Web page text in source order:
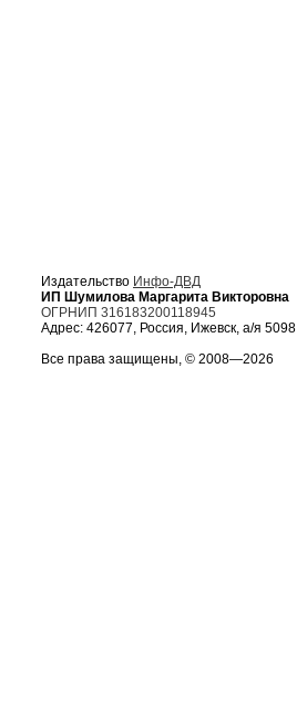
Издательство Инфо-ДВД
ИП Шумилова Маргарита Викторовна
ОГРНИП 316183200118945
Адрес: 426077, Россия, Ижевск, а/я 5098
Все права защищены, © 2008—2026